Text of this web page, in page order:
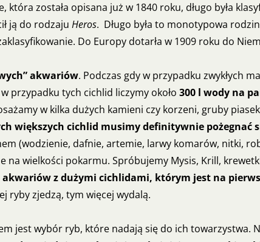
która została opisana już w 1840 roku, długo była
ją do rodzaju Heros. Długo była to monotypowa
Do Europy dotarła w 1909 roku do
akwariów. Podczas gdy w przypadku zwykłych
przypadku tych cichlid liczymy około 300 l wody na
w kilka dużych kamieni czy korzeni, gruby
większych cichlid musimy definitywnie pożegnać
(wodzienie, dafnie, artemie, larwy komarów, nitki,
na wielkości pokarmu. Spróbujemy Mysis, Krill,
z dużymi cichlidami, którym jest na
ryby zjedzą, tym więcej wydalą.
jest wybór ryb, które nadają się do ich towarzystwa.